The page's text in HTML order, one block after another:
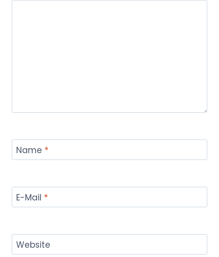
Name *
E-Mail *
Website